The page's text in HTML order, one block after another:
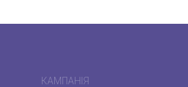
КАМПАНІЯ